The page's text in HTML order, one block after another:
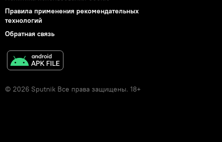
Правила применения рекомендательных
технологий
Обратная связь
© 2026 Sputnik Все права защищены. 18+